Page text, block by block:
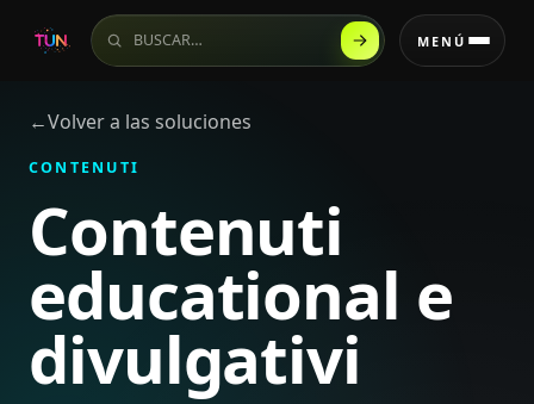
Buscar en el sitio MENÚ
←Volver a las soluciones
CONTENUTI
Contenuti
educational e
divulgativi